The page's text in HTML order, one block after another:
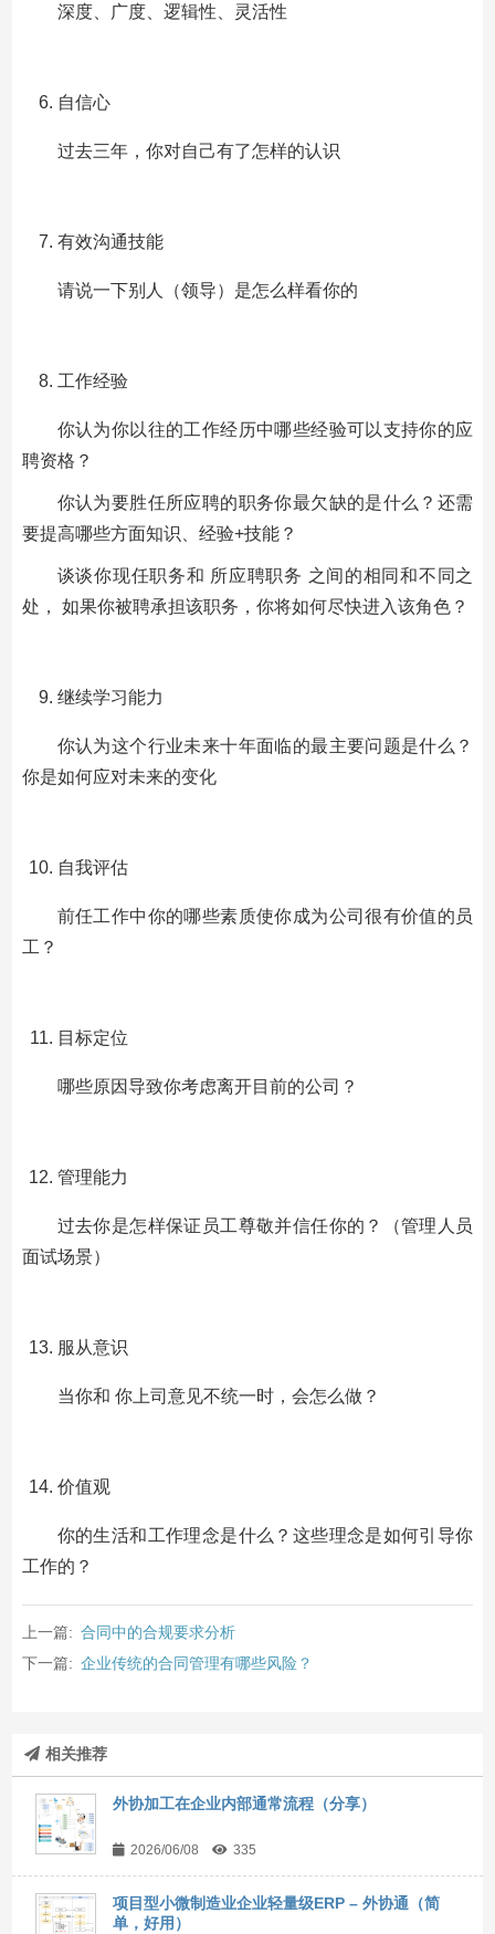
深度、广度、逻辑性、灵活性
自信心
过去三年，你对自己有了怎样的认识
有效沟通技能
请说一下别人（领导）是怎么样看你的
工作经验
你认为你以往的工作经历中哪些经验可以支持你的应
聘资格？
你认为要胜任所应聘的职务你最欠缺的是什么？还需
要提高哪些方面知识、经验+技能？
谈谈你现任职务和 所应聘职务 之间的相同和不同之
处， 如果你被聘承担该职务，你将如何尽快进入该角色？
继续学习能力
你认为这个行业未来十年面临的最主要问题是什么？
你是如何应对未来的变化
自我评估
前任工作中你的哪些素质使你成为公司很有价值的员
工？
目标定位
哪些原因导致你考虑离开目前的公司？
管理能力
过去你是怎样保证员工尊敬并信任你的？（管理人员
面试场景）
服从意识
当你和 你上司意见不统一时，会怎么做？
价值观
你的生活和工作理念是什么？这些理念是如何引导你
工作的？
上一篇: 合同中的合规要求分析
下一篇: 企业传统的合同管理有哪些风险？
相关推荐
外协加工在企业内部通常流程（分享）
2026/06/08 335
项目型小微制造业企业轻量级ERP – 外协通（简
单，好用）